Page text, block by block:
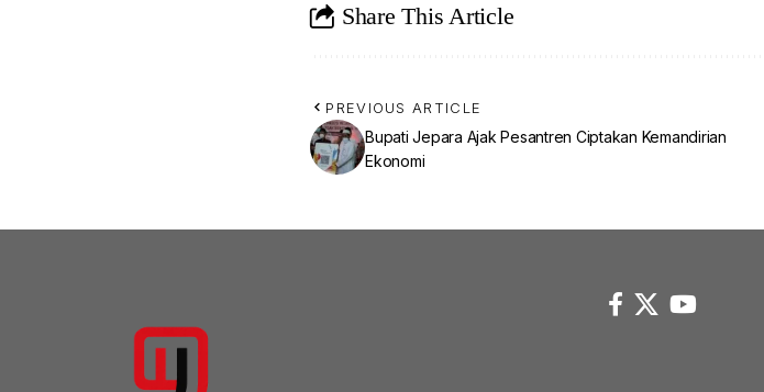
Share This Article
PREVIOUS ARTICLE
Bupati Jepara Ajak Pesantren Ciptakan Kemandirian
Ekonomi